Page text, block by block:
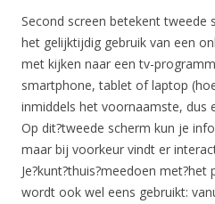
Second screen betekent tweede
het gelijktijdig gebruik van een
met kijken naar een tv-
smartphone, tablet of laptop
inmiddels het voornaamste, dus
Op dit?tweede scherm kun je
maar bij voorkeur vindt er
Je?kunt?thuis?meedoen met?het
wordt ook wel eens gebruikt: